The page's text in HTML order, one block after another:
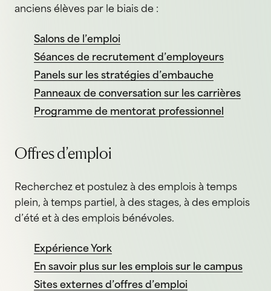
anciens élèves par le biais de :
Salons de l’emploi
Séances de recrutement d’employeurs
Panels sur les stratégies d’embauche
Panneaux de conversation sur les carrières
Programme de mentorat professionnel
Offres d’emploi
Recherchez et postulez à des emplois à temps
plein, à temps partiel, à des stages, à des emplois
d’été et à des emplois bénévoles.
Expérience York
En savoir plus sur les emplois sur le campus
Sites externes d’offres d’emploi